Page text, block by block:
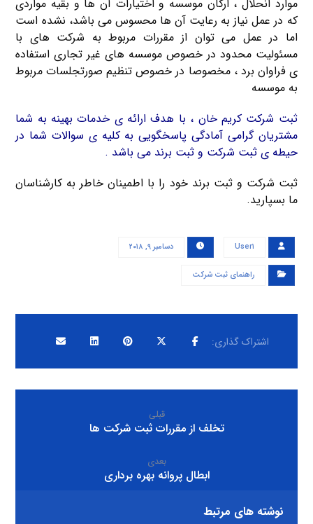
موارد انحلال ، ارکان موسسه و اختیارات آن ها و بقیه مواردی
که در عمل نیاز به رعایت آن ها محسوس می باشد، نشده است
اما در عمل می توان از مقررات مربوط به شرکت های با
مسئولیت محدود در خصوص موسسه های غیر تجاری استفاده
ی فراوان برد ، مخصوصا در خصوص تنظیم صورتجلسات مربوط
به موسسه
ثبت شرکت کریم خان ، با هدف ارائه ی خدمات بهینه به شما
مشتریان گرامی آمادگی پاسخگویی به کلیه ی سوالات شما در
حیطه ی ثبت شرکت و ثبت برند می باشد .
ثبت شرکت و ثبت برند خود را با اطمینان خاطر به کارشناسان
ما بسپارید.
User۱ دسامبر ۹, ۲۰۱۸
راهنمای ثبت شرکت
قبلی
تخلف از مقررات ثبت شرکت ها
بعدی
ابطال پروانه بهره برداری
نوشته های مرتبط